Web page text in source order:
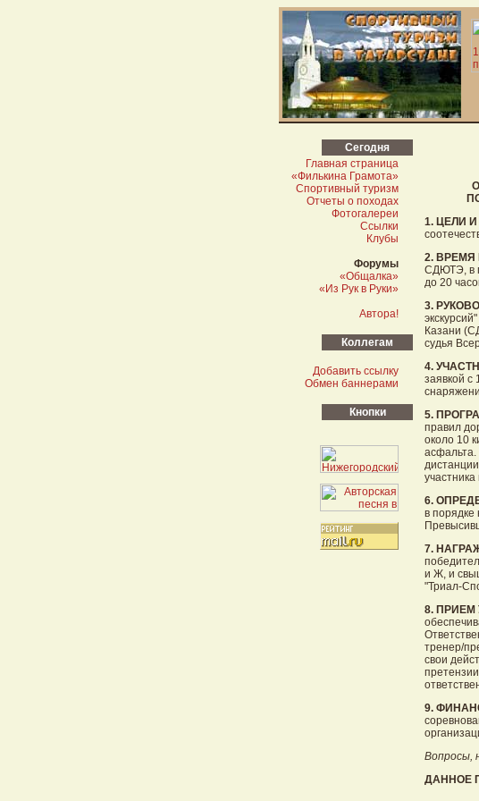
Сегодня
Главная страница
«Филькина Грамота»
Спортивный туризм
Отчеты о походах
Фотогалереи
Ссылки
Клубы
Форумы
«Общалка»
«Из Рук в Руки»
Автора!
Коллегам
Добавить ссылку
Обмен баннерами
Кнопки
1. ЦЕЛИ
2. ВРЕМЯ
СДЮТЭ, в
до 20
3.
Казани
судья
4.
заявкой
5.
правил
около 10
асфальта.
6.
в
7.
и Ж, и
"Триал-
8. ПРИЕМ
тренер/
свои
9.
Вопросы,
ДАННОЕ